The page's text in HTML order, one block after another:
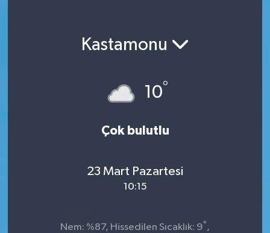
Kastamonu
10°
Çok bulutlu
23 Mart Pazartesi
10:15
Nem: %87, Hissedilen Sıcaklık: 9° ,